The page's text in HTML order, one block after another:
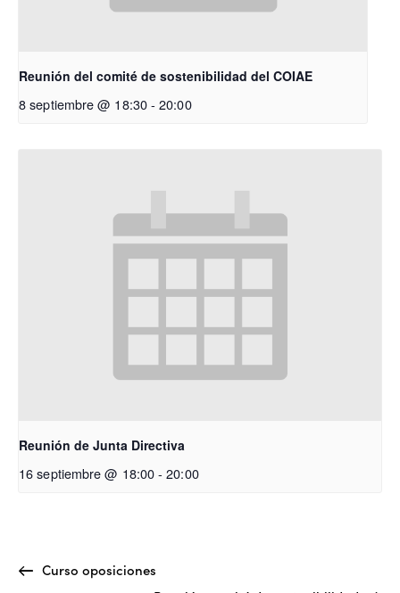
Reunión del comité de sostenibilidad del COIAE
8 septiembre @ 18:30- 20:00
Reunión de Junta Directiva
16 septiembre @ 18:00- 20:00
Curso oposiciones